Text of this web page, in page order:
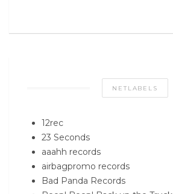
NETLABELS
12rec
23 Seconds
aaahh records
airbagpromo records
Bad Panda Records